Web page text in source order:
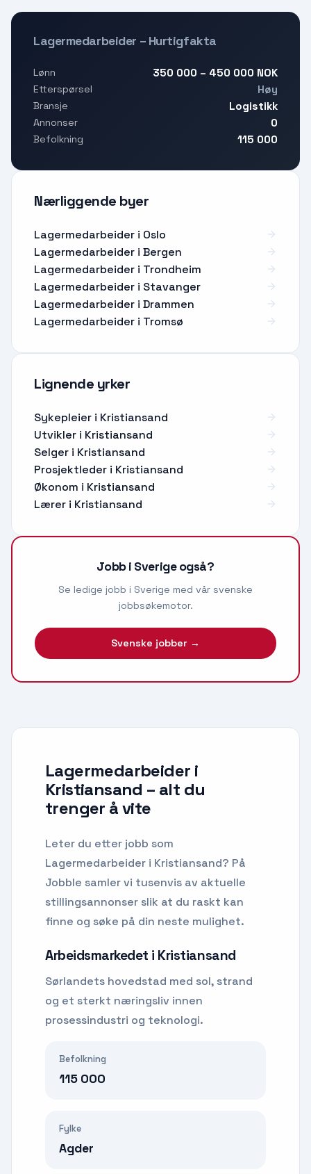
Lagermedarbeider – Hurtigfakta
Lønn 350 000 – 450 000 NOK
Etterspørsel Høy
Bransje Logistikk
Annonser 0
Befolkning 115 000
Nærliggende byer
Lagermedarbeider i Oslo
Lagermedarbeider i Bergen
Lagermedarbeider i Trondheim
Lagermedarbeider i Stavanger
Lagermedarbeider i Drammen
Lagermedarbeider i Tromsø
Lignende yrker
Sykepleier i Kristiansand
Utvikler i Kristiansand
Selger i Kristiansand
Prosjektleder i Kristiansand
Økonom i Kristiansand
Lærer i Kristiansand
Jobb i Sverige også?
Se ledige jobb i Sverige med vår svenske
jobbsøkemotor.
Svenske jobber →
Lagermedarbeider i
Kristiansand – alt du
trenger å vite
Leter du etter jobb som
Lagermedarbeider i Kristiansand? På
Jobble samler vi tusenvis av aktuelle
stillingsannonser slik at du raskt kan
finne og søke på din neste mulighet.
Arbeidsmarkedet i Kristiansand
Sørlandets hovedstad med sol, strand
og et sterkt næringsliv innen
prosessindustri og teknologi.
Befolkning
115 000
Fylke
Agder